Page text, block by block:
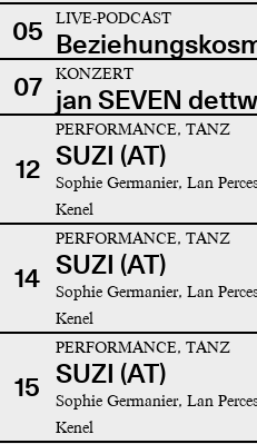
05 LIVE-PODCAST
07
KONZERT
jan SEVEN
12
PERFORMANCE, TANZ
SUZI (AT)
Sophie Germanier, Lan
Kenel
14
PERFORMANCE, TANZ
SUZI (AT)
Sophie Germanier, Lan
Kenel
15
PERFORMANCE, TANZ
SUZI (AT)
Sophie Germanier, Lan
Kenel